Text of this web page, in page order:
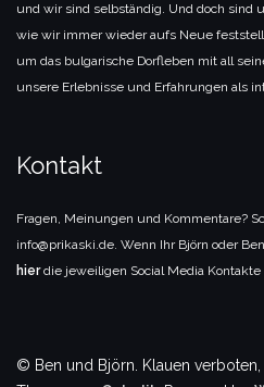
und wir sind selbständig. Und doch sind
wie wir immer wieder aufs Neue
um das bulgarische Dorfleben mit all
unsere Erlebnisse und Erfahrungen als
Kontakt
Fragen, Meinungen und Kommentare?
info@prikaski.de. Wenn Ihr Björn oder
hierdie jeweiligen Social Media
© Ben und Björn. Klauen